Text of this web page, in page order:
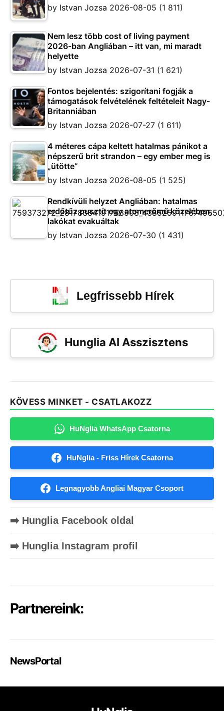
by Istvan Jozsa 2026-08-05 (1 811)
Nem lesz több cost of living payment
2026-ban Angliában – itt van, mi maradt
helyette
by Istvan Jozsa 2026-07-31 (1 621)
Fontos bejelentés: szigorítani fogják a
támogatások felvételének feltételeit Nagy-
Britanniában
by Istvan Jozsa 2026-07-27 (1 611)
4 méteres cápa keltett hatalmas pánikot a
népszerű brit strandon – egy ember meg is
„ütötte”
by Istvan Jozsa 2026-08-05 (1 525)
Rendkívüli helyzet Angliában: hatalmas
erdőtűz pusztít egy atomerőmű közelében,
lakókat evakuáltak
by Istvan Jozsa 2026-07-30 (1 431)
Legfrissebb Hírek
Hunglia AI Asszisztens
KÖVESS MINKET - CSATLAKOZZ
HuNglia WhatsApp Csatorna
HuNglia - Friss Hírek Csatorna
Legnagyobb Angliai Magyar Csoport
➡️ Hunglia Facebook oldal
➡️ Hunglia Instagram profil
Partnereink:
NewsPortal